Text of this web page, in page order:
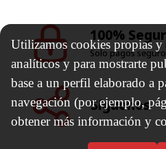
100%
Solo pagos
Síguenos
Utilizamos cookies propias y
analíticos y para mostrarte
base a un perfil elaborado a
navegación (por ejemplo,
obtener más información y